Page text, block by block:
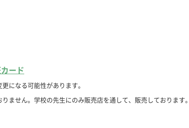
ード
になる可能性があります。
ません。学校の先生にのみ販売店を通して、販売しております。